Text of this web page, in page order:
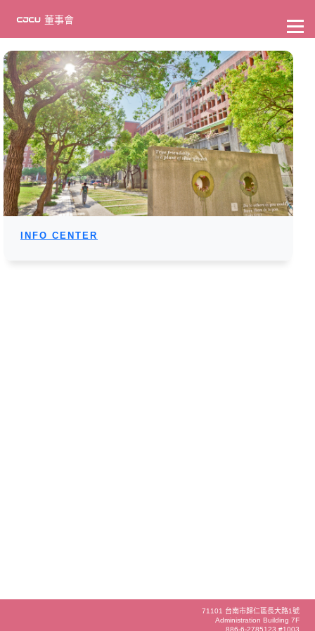
主
容
董事會
INFO CENTER
71101 台南市歸仁區長大路1號
Administration Building 7F